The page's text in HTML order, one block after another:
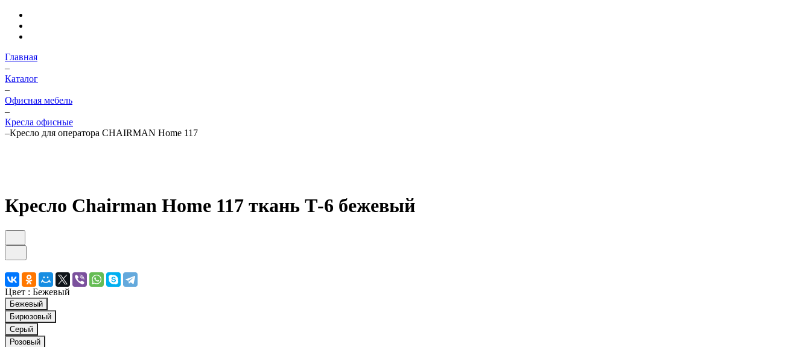
Главная
–
Каталог
–
Офисная мебель
–
Кресла офисные
–Кресло для оператора CHAIRMAN Home 117
Кресло Chairman Home 117 ткань Т-6 бежевый
Цвет : Бежевый
Бежевый
Бирюзовый
Серый
Розовый